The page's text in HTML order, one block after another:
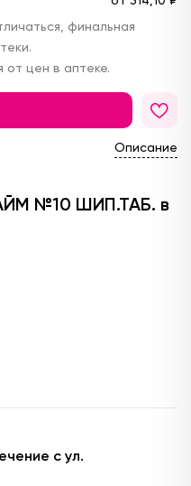
финальная
от цен в аптеке.
Описание
№10 ШИП.ТАБ. в
с ул.